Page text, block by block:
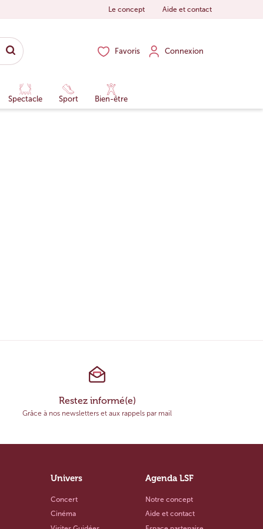
Le concept Aide et contact
Favoris Connexion
Spectacle Sport Bien-être
Restez informé(e)
Grâce à nos newsletters et aux rappels par mail
Univers
Concert
Cinéma
Agenda LSF
Notre concept
Aide et contact